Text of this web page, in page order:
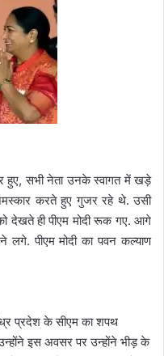
हुए, सभी नेता उनके स्वागत में खड़े
करते हुए गुजर रहे थे. उसी
देखते ही पीएम मोदी रूक गए. आगे
लगे. पीएम मोदी का पवन कल्याण
प्रदेश के सीएम का शपथ
इस अवसर पर उन्होंने भीड़ के